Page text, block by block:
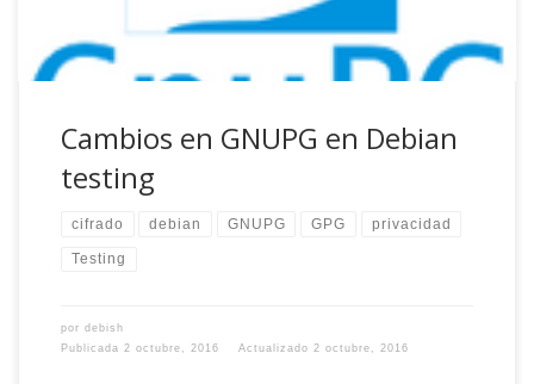
Cambios en GNUPG en Debian
testing
cifrado debian GNUPG GPG privacidad
Testing
por debish
Publicada 2 octubre, 2016 Actualizado 2 octubre, 2016